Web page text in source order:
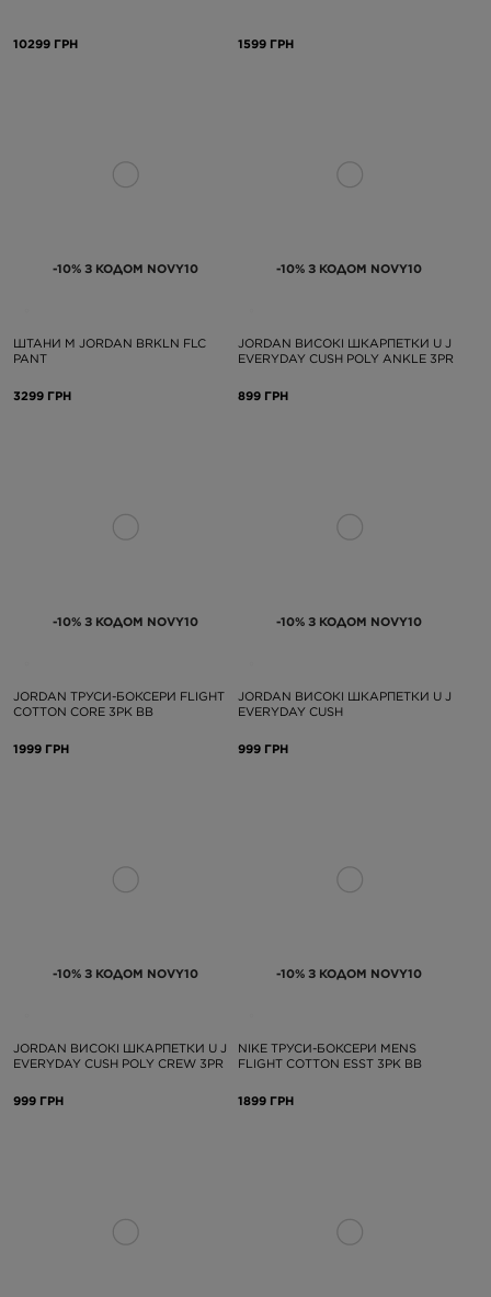
10299 ГРН 1599 ГРН
-10% З КОДОМ NOVY10
ШТАНИ M JORDAN BRKLN FLC
PANT
3299 ГРН
-10% З КОДОМ NOVY10
JORDAN ВИСОКІ ШКАРПЕТКИ U J
EVERYDAY CUSH POLY ANKLE 3PR
899 ГРН
-10% З КОДОМ NOVY10
JORDAN ТРУСИ-БОКСЕРИ FLIGHT
COTTON CORE 3PK BB
1999 ГРН
-10% З КОДОМ NOVY10
JORDAN ВИСОКІ ШКАРПЕТКИ U J
EVERYDAY CUSH
999 ГРН
-10% З КОДОМ NOVY10
JORDAN ВИСОКІ ШКАРПЕТКИ U J
EVERYDAY CUSH POLY CREW 3PR
999 ГРН
-10% З КОДОМ NOVY10
NIKE ТРУСИ-БОКСЕРИ MENS
FLIGHT COTTON ESST 3PK BB
1899 ГРН